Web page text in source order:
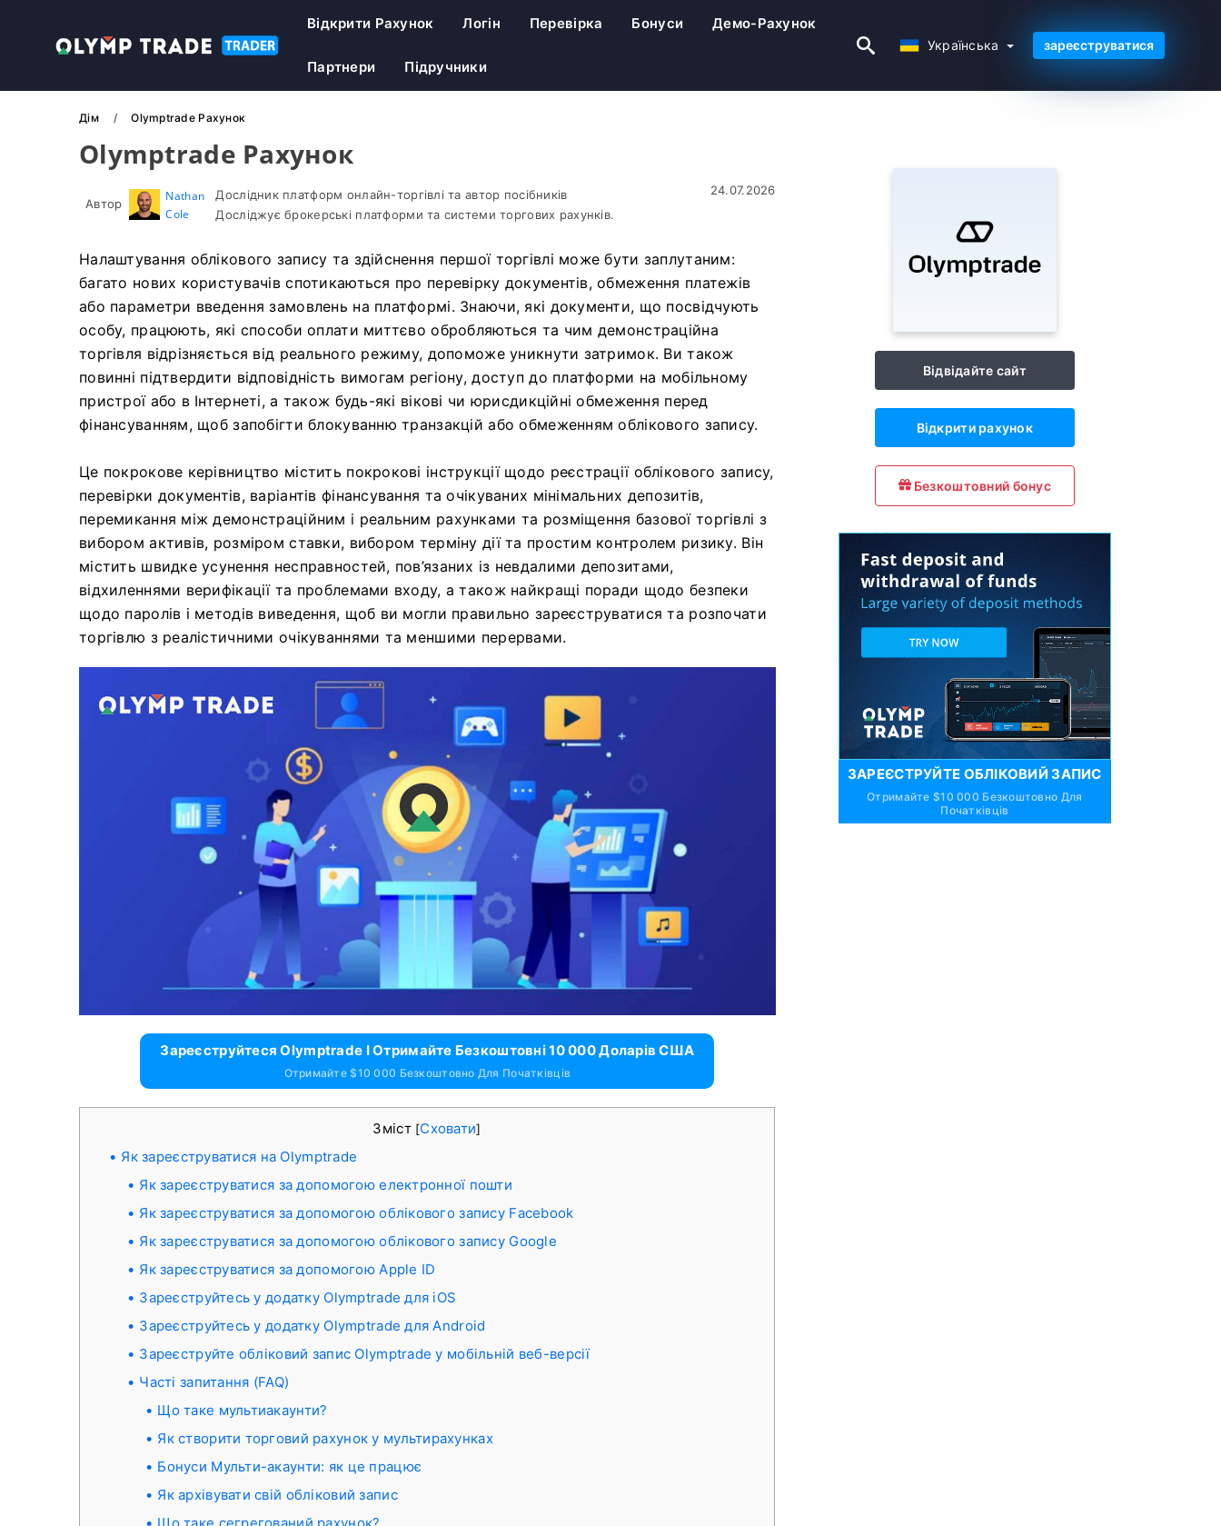
Українська
Відкрити Рахунок Логін Перевірка Бонуси Демо-Рахунок
Партнери Підручники
Українська зареєструватися
Дім Olymptrade Рахунок
Olymptrade Рахунок
Автор
Nathan
Cole
Дослідник платформ онлайн-торгівлі та автор посібників
Досліджує брокерські платформи та системи торгових рахунків.
24.07.2026
Налаштування облікового запису та здійснення першої торгівлі може бути заплутаним:
багато нових користувачів спотикаються про перевірку документів, обмеження платежів
або параметри введення замовлень на платформі. Знаючи, які документи, що посвідчують
особу, працюють, які способи оплати миттєво обробляються та чим демонстраційна
торгівля відрізняється від реального режиму, допоможе уникнути затримок. Ви також
повинні підтвердити відповідність вимогам регіону, доступ до платформи на мобільному
пристрої або в Інтернеті, а також будь-які вікові чи юрисдикційні обмеження перед
фінансуванням, щоб запобігти блокуванню транзакцій або обмеженням облікового запису.
Це покрокове керівництво містить покрокові інструкції щодо реєстрації облікового запису,
перевірки документів, варіантів фінансування та очікуваних мінімальних депозитів,
перемикання між демонстраційним і реальним рахунками та розміщення базової торгівлі з
вибором активів, розміром ставки, вибором терміну дії та простим контролем ризику. Він
містить швидке усунення несправностей, пов’язаних із невдалими депозитами,
відхиленнями верифікації та проблемами входу, а також найкращі поради щодо безпеки
щодо паролів і методів виведення, щоб ви могли правильно зареєструватися та розпочати
торгівлю з реалістичними очікуваннями та меншими перервами.
Зареєструйтеся Olymptrade І Отримайте Безкоштовні 10 000 Доларів США
Отримайте $10 000 Безкоштовно Для Початківців
Зміст [Сховати]
Як зареєструватися на Olymptrade
Як зареєструватися за допомогою електронної пошти
Як зареєструватися за допомогою облікового запису Facebook
Як зареєструватися за допомогою облікового запису Google
Як зареєструватися за допомогою Apple ID
Зареєструйтесь у додатку Olymptrade для iOS
Зареєструйтесь у додатку Olymptrade для Android
Зареєструйте обліковий запис Olymptrade у мобільній веб-версії
Часті запитання (FAQ)
Що таке мультиакаунти?
Як створити торговий рахунок у мультирахунках
Бонуси Мульти-акаунти: як це працює
Як архівувати свій обліковий запис
Відвідайте сайт
Відкрити рахунок
Безкоштовний бонус
ЗАРЕЄСТРУЙТЕ ОБЛІКОВИЙ ЗАПИС
Отримайте $10 000 Безкоштовно Для
Початківців